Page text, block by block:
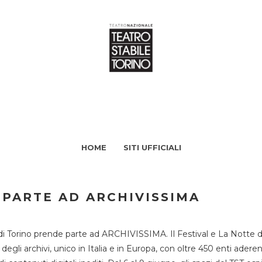
HOME SITI UFFICIALI
AD ARCHIVISSIMA
Torino prende parte ad ARCHIVISSIMA. Il Festival e La
archivi, unico in Italia e in Europa, con oltre 450 enti